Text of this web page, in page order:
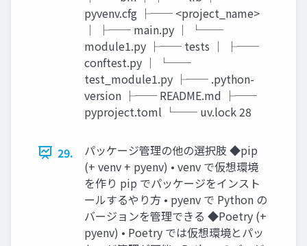
pyvenv.cfg ├── <project_name>
│ ├── main.py │ └──
module1.py ├── tests │ ├──
conftest.py │ └──
test_module1.py ├── .python-
version ├── README.md ├──
pyproject.toml └── uv.lock 28
29.
パッケージ管理の他の選択肢 ◆pip
(+ venv + pyenv) • venv で仮想環境
を作り pip でパッケージをインスト
ールするやり方 • pyenv で Python の
バージョンを管理できる ◆Poetry (+
pyenv) • Poetry では仮想環境とパッ